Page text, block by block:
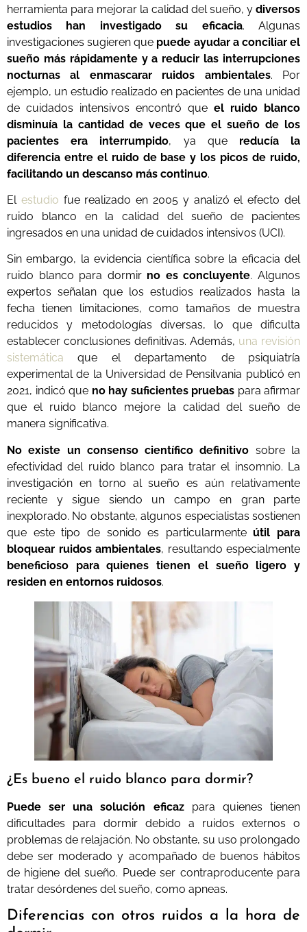
herramienta para mejorar la calidad del sueño, y diversos
estudios han investigado su eficacia. Algunas
investigaciones sugieren que puede ayudar a conciliar el
sueño más rápidamente y a reducir las interrupciones
nocturnas al enmascarar ruidos ambientales. Por
ejemplo, un estudio realizado en pacientes de una unidad
de cuidados intensivos encontró que el ruido blanco
disminuía la cantidad de veces que el sueño de los
pacientes era interrumpido, ya que reducía la
diferencia entre el ruido de base y los picos de ruido,
facilitando un descanso más continuo.
El estudio fue realizado en 2005 y analizó el efecto del
ruido blanco en la calidad del sueño de pacientes
ingresados en una unidad de cuidados intensivos (UCI).
Sin embargo, la evidencia científica sobre la eficacia del
ruido blanco para dormir no es concluyente. Algunos
expertos señalan que los estudios realizados hasta la
fecha tienen limitaciones, como tamaños de muestra
reducidos y metodologías diversas, lo que dificulta
establecer conclusiones definitivas. Además, una revisión
sistemática que el departamento de psiquiatría
experimental de la Universidad de Pensilvania publicó en
2021, indicó que no hay suficientes pruebas para afirmar
que el ruido blanco mejore la calidad del sueño de
manera significativa.
No existe un consenso científico definitivo sobre la
efectividad del ruido blanco para tratar el insomnio. La
investigación en torno al sueño es aún relativamente
reciente y sigue siendo un campo en gran parte
inexplorado. No obstante, algunos especialistas sostienen
que este tipo de sonido es particularmenteútil para
bloquear ruidos ambientales, resultando especialmente
beneficioso para quienes tienen el sueño ligero y
residen en entornos ruidosos.
¿Es bueno el ruido blanco para dormir?
Puede ser una solución eficazpara quienes tienen
dificultades para dormir debido a ruidos externos o
problemas de relajación. No obstante, su uso prolongado
debe ser moderado y acompañado de buenos hábitos
de higiene del sueño. Puede ser contraproducente para
tratar desórdenes del sueño, como apneas.
Diferencias con otros ruidos a la hora de